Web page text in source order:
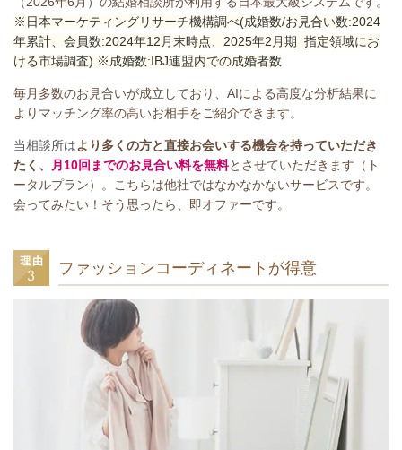
※日本マーケティングリサーチ機構調べ(成婚数/お見合い数:2024
年累計、会員数:2024年12月末時点、2025年2月期_指定領域にお
ける市場調査) ※成婚数:IBJ連盟内での成婚者数
毎月多数のお見合いが成立しており、AIによる高度な分析結果に
よりマッチング率の高いお相手をご紹介できます。
当相談所はより多くの方と直接お会いする機会を持っていただき
たく、
月10回までのお見合い料を無料とさせていただきます（ト
ータルプラン）。こちらは他社ではなかなかないサービスです。
会ってみたい！そう思ったら、即オファーです。
ファッションコーディネートが得意